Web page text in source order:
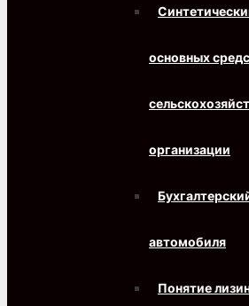
основных
организации
автомобиля
Понятие